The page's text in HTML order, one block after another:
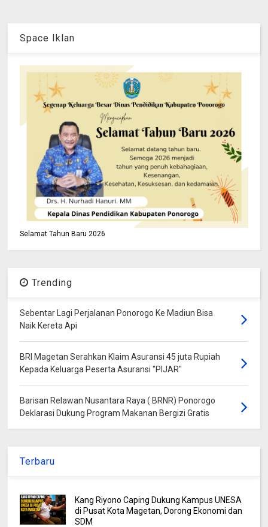
Space Iklan
Selamat Tahun Baru 2026
Trending
Sebentar Lagi Perjalanan Ponorogo Ke Madiun Bisa
Naik Kereta Api
BRI Magetan Serahkan Klaim Asuransi 45 juta Rupiah
Kepada Keluarga Peserta Asuransi "PIJAR"
Barisan Relawan Nusantara Raya ( BRNR) Ponorogo
Deklarasi Dukung Program Makanan Bergizi Gratis
Terbaru
Kang Riyono Caping Dukung Kampus UNESA
di Pusat Kota Magetan, Dorong Ekonomi dan
SDM